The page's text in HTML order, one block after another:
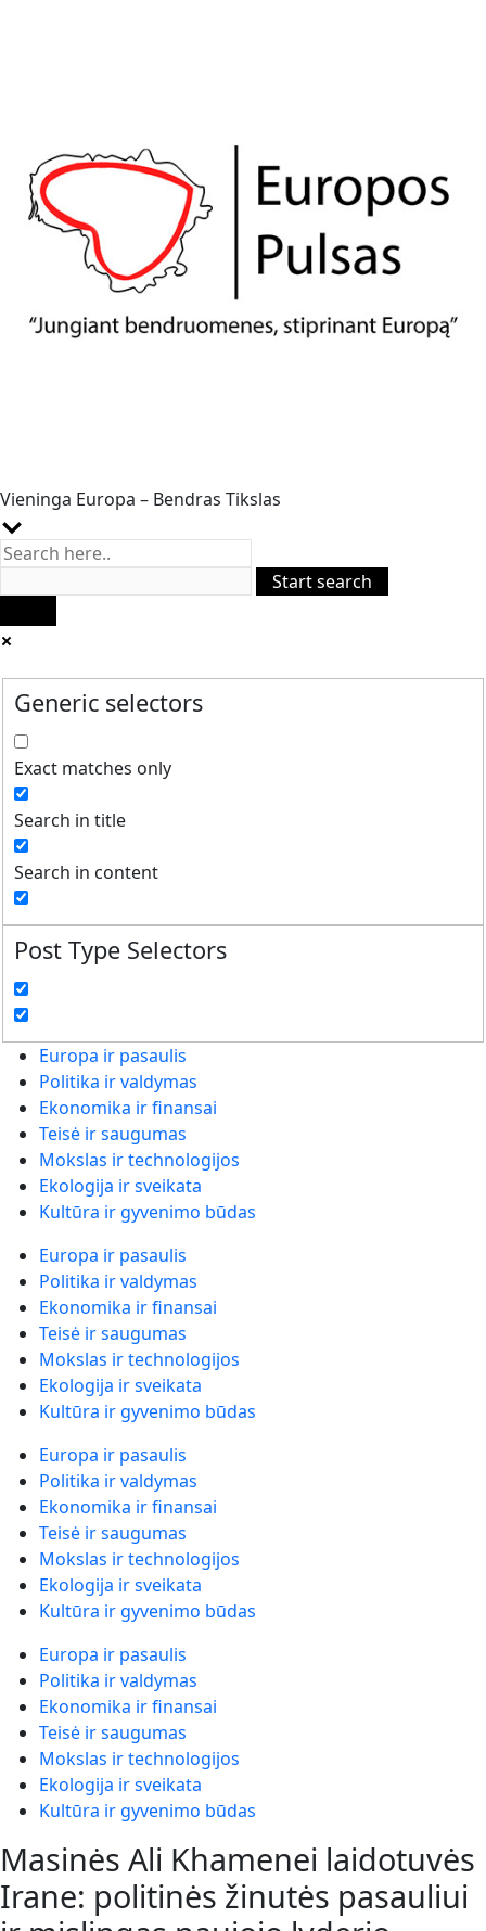
Vieninga Europa – Bendras Tikslas
Generic selectors
Exact matches only
Search in title
Search in content
Post Type Selectors
Europa ir pasaulis
Politika ir valdymas
Ekonomika ir finansai
Teisė ir saugumas
Mokslas ir technologijos
Ekologija ir sveikata
Kultūra ir gyvenimo būdas
Europa ir pasaulis
Politika ir valdymas
Ekonomika ir finansai
Teisė ir saugumas
Mokslas ir technologijos
Ekologija ir sveikata
Kultūra ir gyvenimo būdas
Europa ir pasaulis
Politika ir valdymas
Ekonomika ir finansai
Teisė ir saugumas
Mokslas ir technologijos
Ekologija ir sveikata
Kultūra ir gyvenimo būdas
Europa ir pasaulis
Politika ir valdymas
Ekonomika ir finansai
Teisė ir saugumas
Mokslas ir technologijos
Ekologija ir sveikata
Kultūra ir gyvenimo būdas
Masinės Ali Khamenei laidotuvės
Irane: politinės žinutės pasauliui